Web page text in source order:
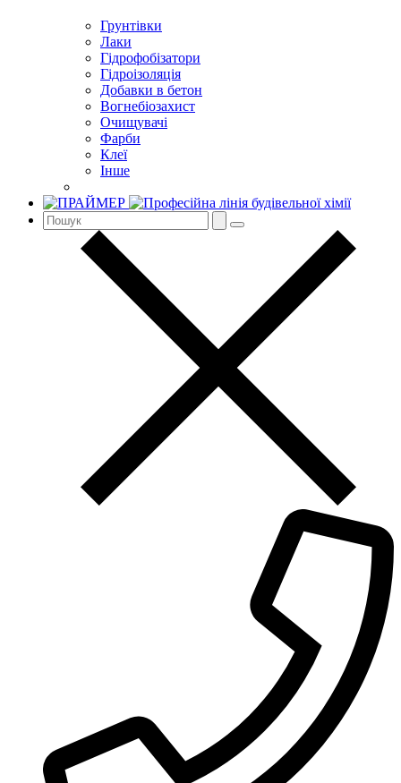
Грунтівки
Лаки
Гідрофобізатори
Гідроізоляція
Добавки в бетон
Вогнебіозахист
Очищувачі
Фарби
Клеї
Інше